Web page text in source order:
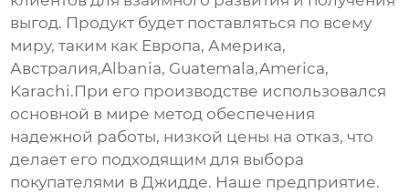
выгод. Продукт будет поставляться по всему
миру, таким как Европа, Америка,
Австралия,Albania, Guatemala,America,
Karachi.При его производстве использовался
основной в мире метод обеспечения
надежной работы, низкой цены на отказ, что
делает его подходящим для выбора
покупателями в Джидде. Наше предприятие.